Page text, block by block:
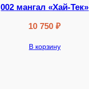
002 мангал «Хай-Тек»
10 750₽
В корзину